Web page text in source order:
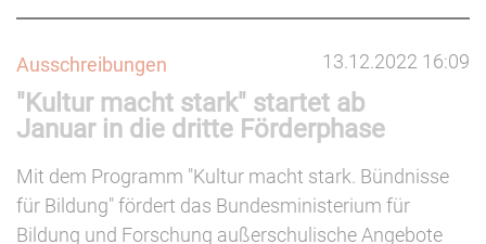
ausgeschrieben
(bis
28.02.2023)
13.12.2022 16:09
Ausschreibungen
"Kultur macht stark" startet ab
Januar in die dritte Förderphase
Mit dem Programm "Kultur macht stark. Bündnisse
für Bildung" fördert das Bundesministerium für
Bildung und Forschung außerschulische Angebote